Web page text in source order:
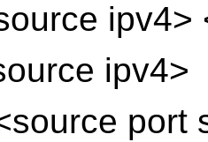
ipv4>
port